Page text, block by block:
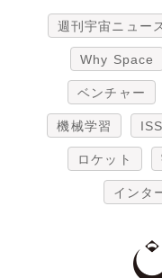
週刊宇宙ニュー
Why Space
ベンチャー
機械学習 ISS
ロケット
インタ